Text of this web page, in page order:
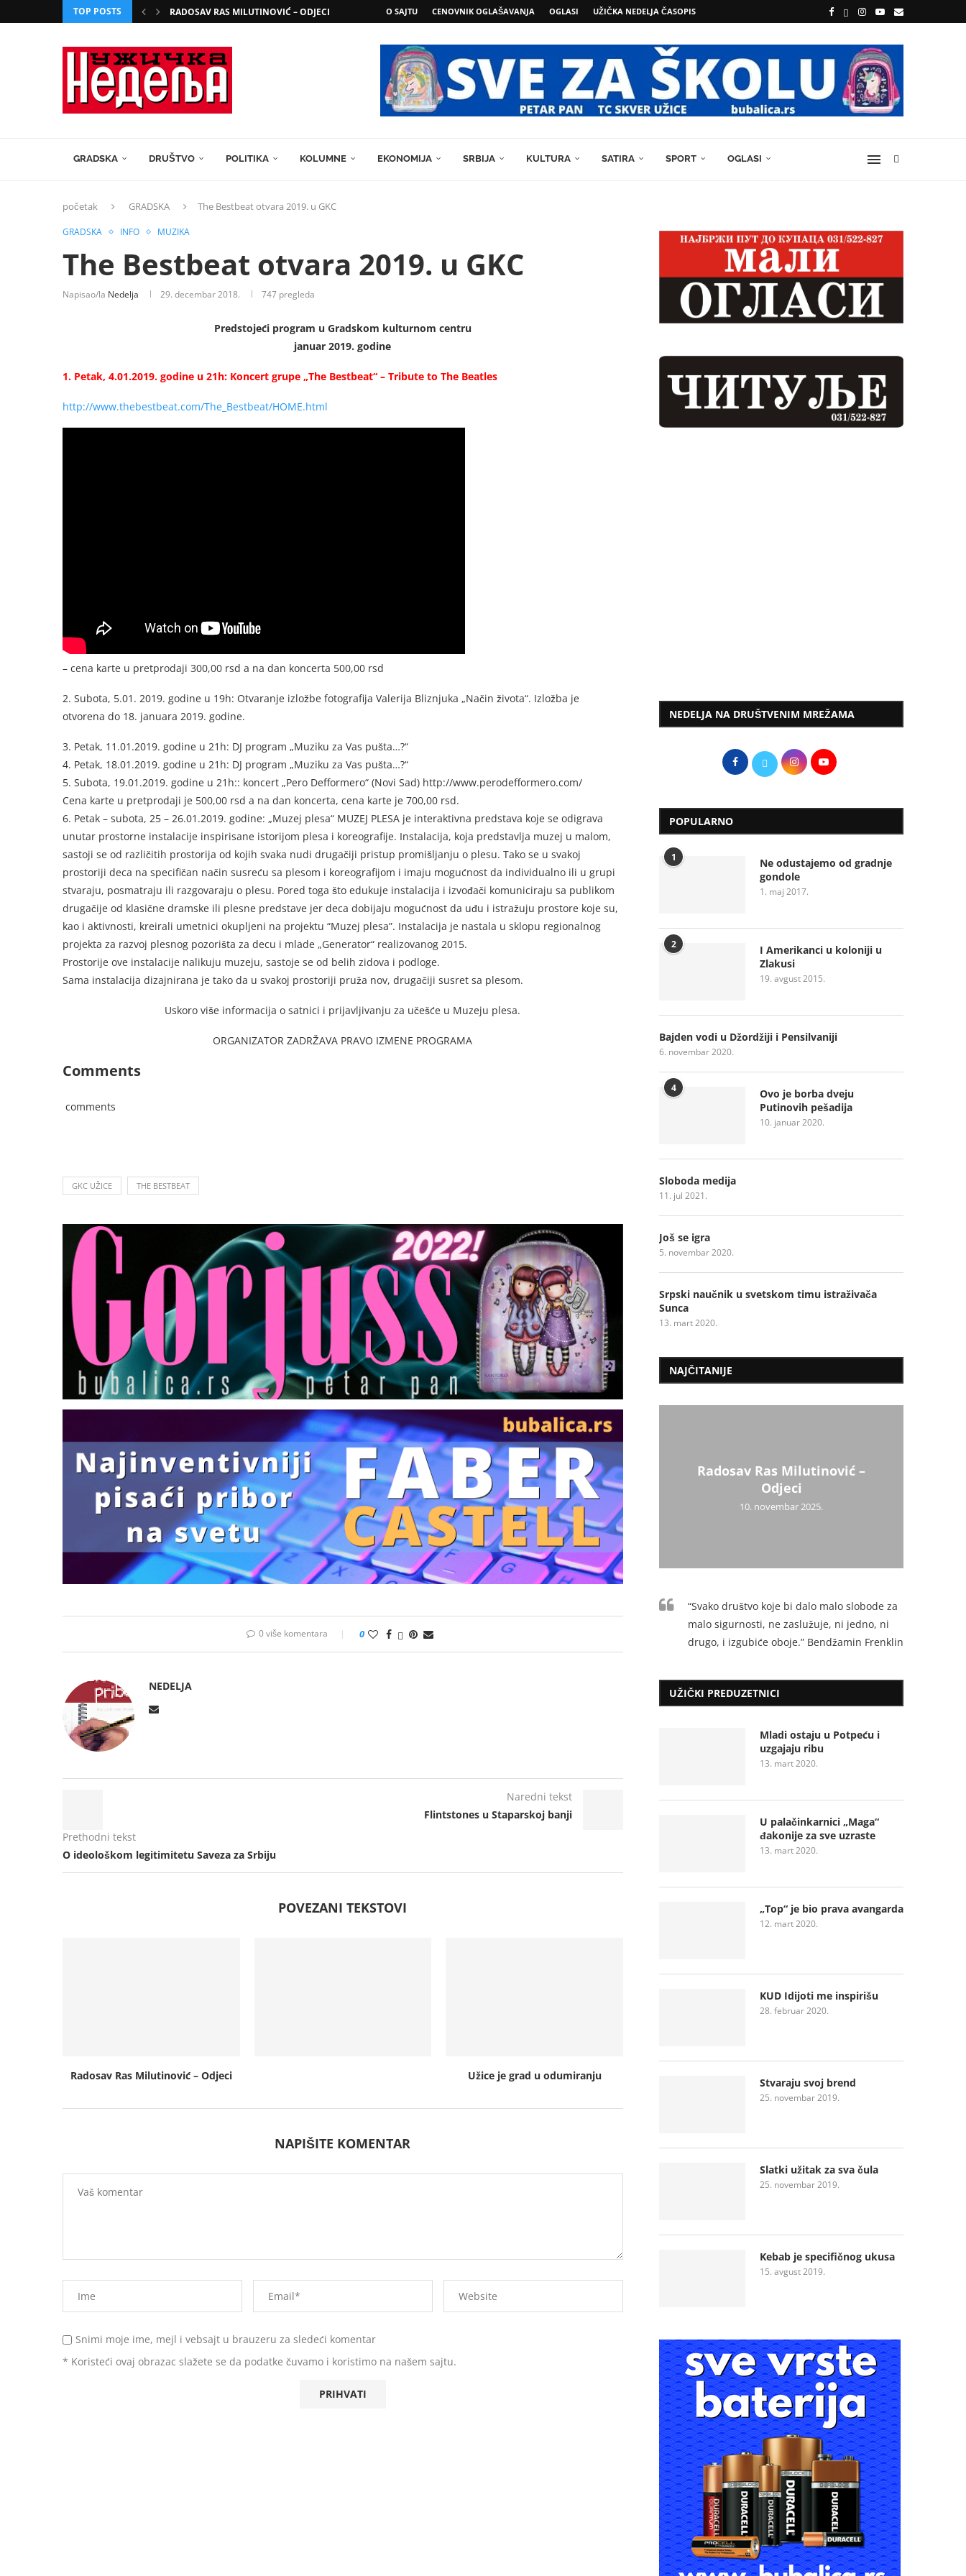
TOP POSTS RADOSAV RAS MILUTINOVIĆ – ODJECI O SAJTU CENOVNIK OGLAŠAVANJA OGLASI UŽIČKA NEDELJA ČASOPIS
GRADSKA DRUŠTVO POLITIKA KOLUMNE EKONOMIJA SRBIJA KULTURA SATIRA SPORT OGLASI
početak GRADSKA The Bestbeat otvara 2019. u GKC
GRADSKA INFO MUZIKA
The Bestbeat otvara 2019. u GKC
Napisao/la Nedelja 29. decembar 2018. 747 pregleda
Predstojeći program u Gradskom kulturnom centru
januar 2019. godine
1. Petak, 4.01.2019. godine u 21h: Koncert grupe „The Bestbeat“ – Tribute to The Beatles
http://www.thebestbeat.com/The_Bestbeat/HOME.html
– cena karte u pretprodaji 300,00 rsd a na dan koncerta 500,00 rsd
2. Subota, 5.01. 2019. godine u 19h: Otvaranje izložbe fotografija Valerija Bliznjuka „Način života“. Izložba je
otvorena do 18. januara 2019. godine.
3. Petak, 11.01.2019. godine u 21h: DJ program „Muziku za Vas pušta…?“
4. Petak, 18.01.2019. godine u 21h: DJ program „Muziku za Vas pušta…?“
5. Subota, 19.01.2019. godine u 21h:: koncert „Pero Defformero“ (Novi Sad) http://www.perodefformero.com/
Cena karte u pretprodaji je 500,00 rsd a na dan koncerta, cena karte je 700,00 rsd.
6. Petak – subota, 25 – 26.01.2019. godine: „Muzej plesa“ MUZEJ PLESA je interaktivna predstava koje se odigrava
unutar prostorne instalacije inspirisane istorijom plesa i koreografije. Instalacija, koja predstavlja muzej u malom,
sastoji se od različitih prostorija od kojih svaka nudi drugačiji pristup promišljanju o plesu. Tako se u svakoj
prostoriji deca na specifičan način susreću sa plesom i koreografijom i imaju mogućnost da individualno ili u grupi
stvaraju, posmatraju ili razgovaraju o plesu. Pored toga što edukuje instalacija i izvođači komuniciraju sa publikom
drugačije od klasične dramske ili plesne predstave jer deca dobijaju mogućnost da uđu i istražuju prostore koje su,
kao i aktivnosti, kreirali umetnici okupljeni na projektu “Muzej plesa”. Instalacija je nastala u sklopu regionalnog
projekta za razvoj plesnog pozorišta za decu i mlade „Generator“ realizovanog 2015.
Prostorije ove instalacije nalikuju muzeju, sastoje se od belih zidova i podloge.
Sama instalacija dizajnirana je tako da u svakoj prostoriji pruža nov, drugačiji susret sa plesom.
Uskoro više informacija o satnici i prijavljivanju za učešće u Muzeju plesa.
ORGANIZATOR ZADRŽAVA PRAVO IZMENE PROGRAMA
Comments
comments
GKC UŽICE THE BESTBEAT
0 više komentara 0
NEDELJA
Prethodni tekst
O ideološkom legitimitetu Saveza za Srbiju
Naredni tekst
Flintstones u Staparskoj banji
POVEZANI TEKSTOVI
Radosav Ras Milutinović – Odjeci Užice je grad u odumiranju
NAPIŠITE KOMENTAR
Snimi moje ime, mejl i vebsajt u brauzeru za sledeći komentar
* Koristeći ovaj obrazac slažete se da podatke čuvamo i koristimo na našem sajtu.
NEDELJA NA DRUŠTVENIM MREŽAMA
POPULARNO
1
Ne odustajemo od gradnje
gondole
1. maj 2017.
2
I Amerikanci u koloniji u
Zlakusi
19. avgust 2015.
Bajden vodi u Džordžiji i Pensilvaniji
6. novembar 2020.
4
Ovo je borba dveju
Putinovih pešadija
10. januar 2020.
Sloboda medija
11. jul 2021.
Još se igra
5. novembar 2020.
Srpski naučnik u svetskom timu istraživača
Sunca
13. mart 2020.
NAJČITANIJE
Radosav Ras Milutinović –
Odjeci
10. novembar 2025.
“Svako društvo koje bi dalo malo slobode za
malo sigurnosti, ne zaslužuje, ni jedno, ni
drugo, i izgubiće oboje.” Bendžamin Frenklin
UŽIČKI PREDUZETNICI
Mladi ostaju u Potpeću i
uzgajaju ribu
13. mart 2020.
U palačinkarnici „Maga“
đakonije za sve uzraste
13. mart 2020.
„Top“ je bio prava avangarda
12. mart 2020.
KUD Idijoti me inspirišu
28. februar 2020.
Stvaraju svoj brend
25. novembar 2019.
Slatki užitak za sva čula
25. novembar 2019.
Kebab je specifičnog ukusa
15. avgust 2019.